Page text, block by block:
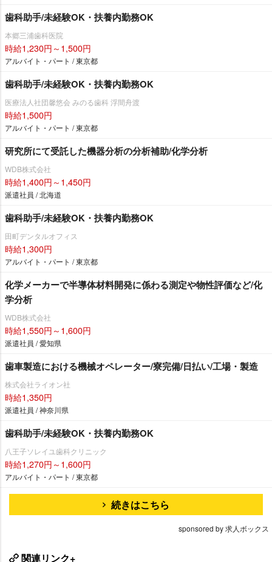
歯科助手/未経験OK・扶養内勤務OK
本郷三浦歯科医院
時給1,230円～1,500円
アルバイト・パート / 東京都
歯科助手/未経験OK・扶養内勤務OK
医療法人社団馨悠会 みのる歯科 浮間舟渡
時給1,500円
アルバイト・パート / 東京都
研究所にて受託した機器分析の分析補助/化学分析
WDB株式会社
時給1,400円～1,450円
派遣社員 / 北海道
歯科助手/未経験OK・扶養内勤務OK
田町デンタルオフィス
時給1,300円
アルバイト・パート / 東京都
化学メーカーで半導体材料開発に係わる測定や物性評価など/化
学分析
WDB株式会社
時給1,550円～1,600円
派遣社員 / 愛知県
歯車製造における機械オペレーター/寮完備/日払い/工場・製造
株式会社ライオン社
時給1,350円
派遣社員 / 神奈川県
歯科助手/未経験OK・扶養内勤務OK
八王子ソレイユ歯科クリニック
時給1,270円～1,600円
アルバイト・パート / 東京都
続きはこちら
sponsored by 求人ボックス
関連リンク+